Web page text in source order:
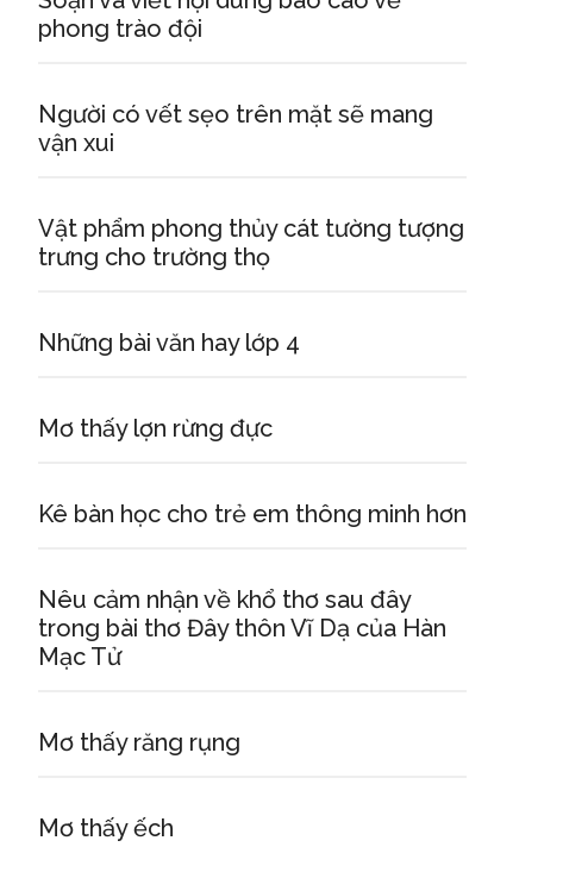
phong trào đội
Người có vết sẹo trên mặt sẽ mang
vận xui
Vật phẩm phong thủy cát tường tượng
trưng cho trường thọ
Những bài văn hay lớp 4
Mơ thấy lợn rừng đực
Kê bàn học cho trẻ em thông minh hơn
Nêu cảm nhận về khổ thơ sau đây
trong bài thơ Đây thôn Vĩ Dạ của Hàn
Mạc Tử
Mơ thấy răng rụng
Mơ thấy ếch